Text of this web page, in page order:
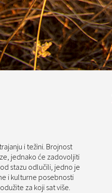
i težini. Brojnost
jednako će zadovoljiti
stazu odlučili, jedno je
i kulturne posebnosti
za koji sat više.